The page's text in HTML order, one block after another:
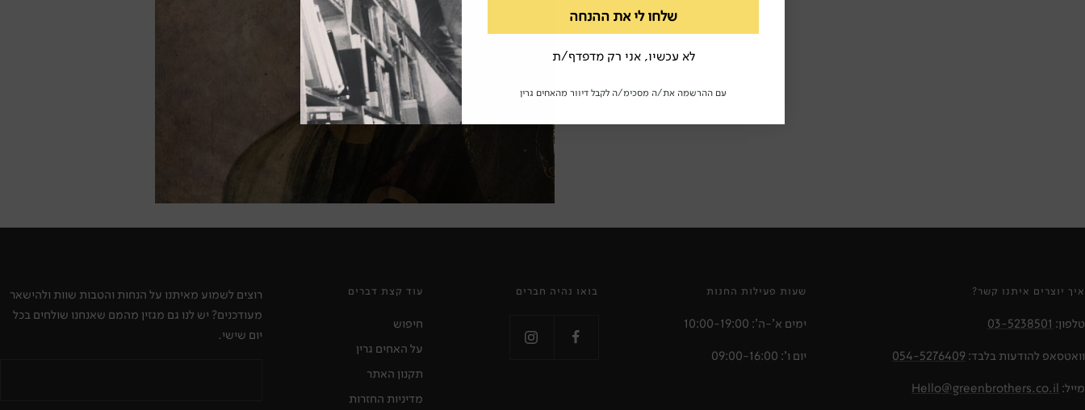
איך יוצרים איתנו קשר?
טלפון: 03-5238501
וואטסאפ להודעות בלבד: 054-5276409
מייל: Hello@greenbrothers.co.il
שעות פעילות החנות
ימים א'-ה': 10:00-19:00
יום ו': 09:00-16:00
בואו נהיה חברים עוד קצת דברים
חיפוש
על האחים גרין
תקנון האתר
מדיניות החזרות
רוצים לשמוע מאיתנו על הנחות והטבות שוות ולהישאר
מעודכנים? יש לנו גם מגזין מהמם שאנחנו שולחים בכל
יום שישי.
שלחו לי את ההנחה
לא עכשיו, אני רק מדפדף/ת
עם ההרשמה את/ה מסכימ/ה לקבל דיוור מהאחים גרין